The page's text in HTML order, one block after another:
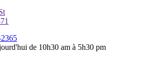
de 10h30 am à 5h30 pm